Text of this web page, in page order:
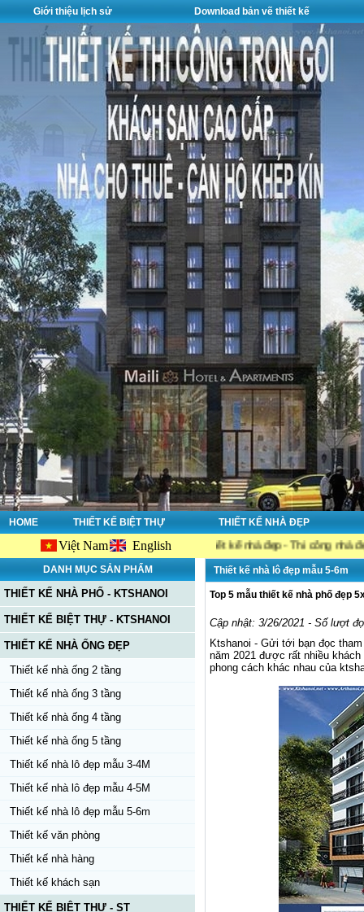
Giới thiệu lịch sử Download bản vẽ thiết kế
HOME THIẾT KẾ BIỆT THỰ THIẾT KẾ NHÀ ĐẸP
Việt Nam English
công ty chuyên về : Thiết kế nhà đẹp - Thi công nhà đẹp - Tư
DANH MỤC SẢN PHẨM
THIẾT KẾ NHÀ PHỐ - KTSHANOI
THIẾT KẾ BIỆT THỰ - KTSHANOI
THIẾT KẾ NHÀ ỐNG ĐẸP
Thiết kế nhà ống 2 tầng
Thiết kế nhà ống 3 tầng
Thiết kế nhà ống 4 tầng
Thiết kế nhà ống 5 tầng
Thiết kế nhà lô đẹp mẫu 3-4M
Thiết kế nhà lô đẹp mẫu 4-5M
Thiết kế nhà lô đẹp mẫu 5-6m
Thiết kế văn phòng
Thiết kế nhà hàng
Thiết kế khách sạn
THIẾT KẾ BIỆT THỰ - ST
Thiết kế nhà lô đẹp mẫu 5-6m
Top 5 mẫu thiết kế nhà phố đẹp
Cập nhật: 3/26/2021 - Số lượt
Ktshanoi - Gửi tới bạn đọc
năm 2021 được rất nhiều
phong cách khác nhau của